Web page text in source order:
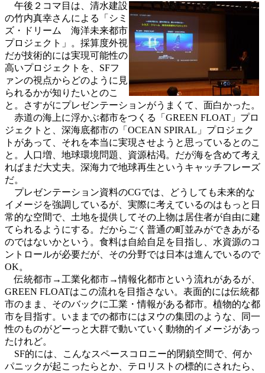
午後２コマ目は、清水建設
の竹内真幸さんによる「シミ
ズ・ドリーム 海洋未来都市
プロジェクト」。採算度外視
だが技術的には実現可能性の
高いプロジェクトを、SFフ
ァンの視点からどのように見
られるかが知りたいとのこ
と。さすがにプレゼンテーションがうまくて、面白かった。
赤道の海上に浮かぶ都市をつくる「GREEN FLOAT」プロ
ジェクトと、深海底都市の「OCEAN SPIRAL」プロジェク
トがあって、それを本当に実現させようと思っているとのこ
と。人口増、地球環境問題、資源枯渇。だが海を含めて考え
ればまだ大丈夫。深海力で地球再生というキャッチフレーズ
だ。
プレゼンテーション資料のCGでは、どうしても未来的な
イメージを強調しているが、実際に考えているのはもっと日
常的な空間で、土地を提供してその上物は居住者が自由に建
てられるようにする。だからごく普通の町並みができあがる
のではないかという。食料は自給自足を目指し、水資源のコ
ントロールが必要だが、その分野では日本は進んでいるので
OK。
伝統都市→工業化都市→情報化都市という流れがあるが、
GREEN FLOATはこの流れを目指さない。表面的には伝統都
市のまま、そのバックに工業・情報がある都市。植物的な都
市を目指す。いままでの都市にはヌウの集団のような、同一
性のものがどーっと大群で動いていく動物的イメージがあっ
たけれど。
SF的には、こんなスペースコロニー的閉鎖空間で、何か
パニックが起こったらとか、テロリストの標的にされたら、